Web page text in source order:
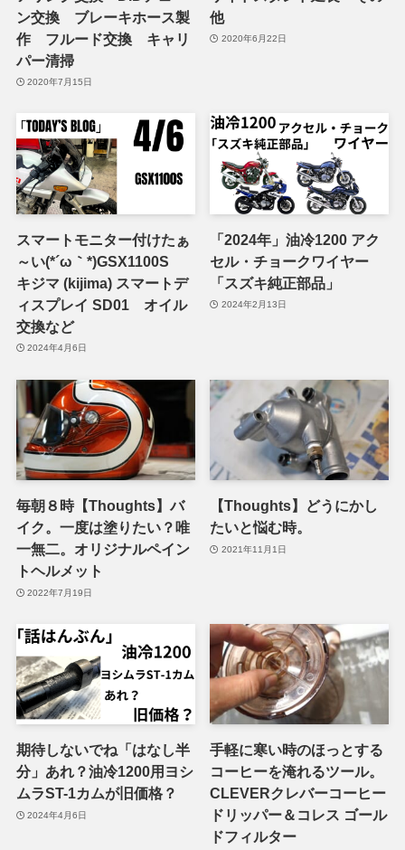
ン交換 ブレーキホース製
作 フルード交換 キャリ
パー清掃
2020年7月15日
他
2020年6月22日
スマートモニター付けたぁ
～い(*´ω｀*)GSX1100S
キジマ (kijima) スマートデ
ィスプレイ SD01 オイル
交換など
2024年4月6日
「2024年」油冷1200 アク
セル・チョークワイヤー
「スズキ純正部品」
2024年2月13日
毎朝８時【Thoughts】バ
イク。一度は塗りたい？唯
一無二。オリジナルペイン
トヘルメット
2022年7月19日
【Thoughts】どうにかし
たいと悩む時。
2021年11月1日
期待しないでね「はなし半
分」あれ？油冷1200用ヨシ
ムラST-1カムが旧価格？
2024年4月6日
手軽に寒い時のほっとする
コーヒーを淹れるツール。
CLEVERクレバーコーヒー
ドリッパー＆コレス ゴール
ドフィルター